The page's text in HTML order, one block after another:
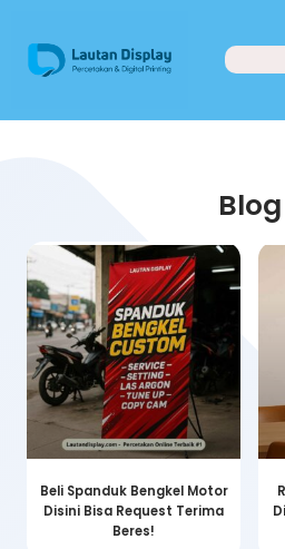
Blog
Beli Spanduk Bengkel Motor
Disini Bisa Request Terima
Beres!